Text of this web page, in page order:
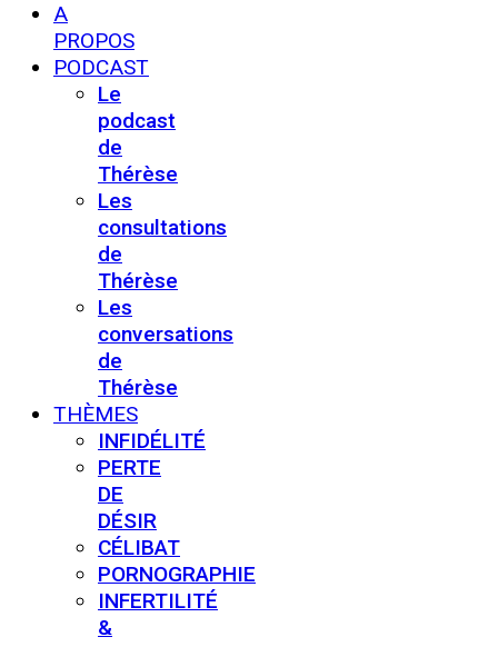
A
PROPOS
PODCAST
Le
podcast
de
Thérèse
Les
consultations
de
Thérèse
Les
conversations
de
Thérèse
THÈMES
INFIDÉLITÉ
PERTE
DE
DÉSIR
CÉLIBAT
PORNOGRAPHIE
INFERTILITÉ
&